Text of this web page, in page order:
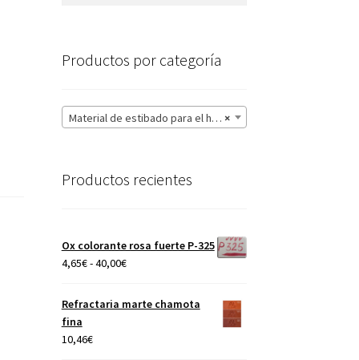
Productos por categoría
×
Material de estibado para el horno
Productos recientes
Ox colorante rosa fuerte P-325
4,65€-40,00€Rango
precios:
Refractaria marte chamota
fina
10,46€